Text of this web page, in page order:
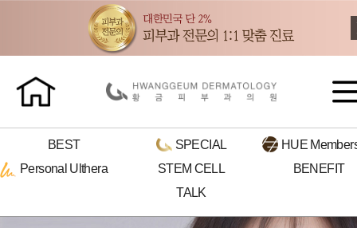
BEST SPECIAL HUE
Personal Ulthera STEM CELL
BENEFIT
TALK